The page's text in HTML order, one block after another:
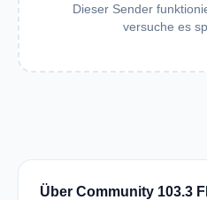
Dieser Sender
versuche es
Über Community 103.3